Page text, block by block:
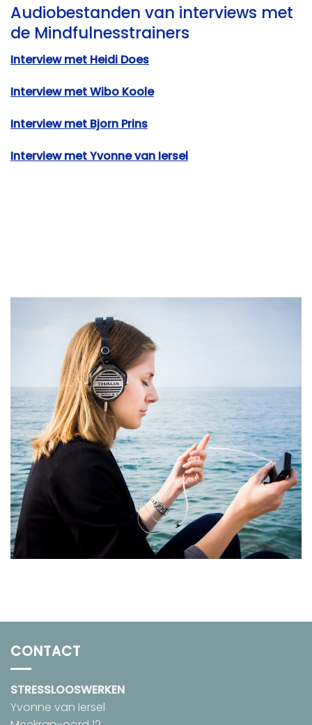
Audiobestanden van interviews met
de Mindfulnesstrainers
Interview met Heidi Does
Interview met Wibo Koole
Interview met Bjorn Prins
Interview met Yvonne van Iersel
CONTACT
STRESSLOOSWERKEN
Yvonne van Iersel